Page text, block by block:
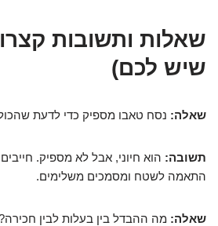
שאלות ותשובות
שיש לכם)
שאלה: נסח טאבו מספיק כדי לדעת
תשובה: הוא חיוני, אבל לא מספיק.
התאמה לשטח ומסמכים משלימים.
שאלה: מה ההבדל בין בעלות לבין